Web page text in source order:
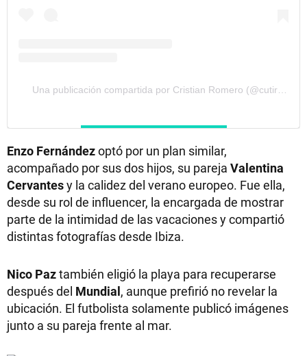
Enzo Fernándezoptó por un plan similar,
acompañado por sus dos hijos, su pareja Valentina
Cervantesy la calidez del verano europeo. Fue ella,
desde su rol de influencer, la encargada de mostrar
parte de la intimidad de las vacaciones y compartió
distintas fotografías desde Ibiza.
Nico Paztambién eligió la playa para recuperarse
después del Mundial, aunque prefirió no revelar la
ubicación. El futbolista solamente publicó imágenes
junto a su pareja frente al mar.